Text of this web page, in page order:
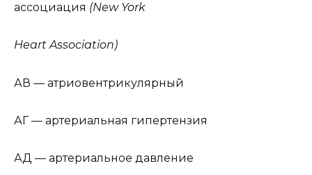
ассоциация (New York
Heart Association)
АВ — атриовентрикулярный
АГ — артериальная гипертензия
АД — артериальное давление